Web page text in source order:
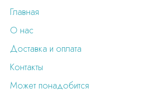
Главная
О нас
Доставка и оплата
Контакты
Может понадобится